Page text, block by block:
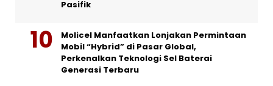
Pasifik
Molicel Manfaatkan Lonjakan Permintaan
Mobil “Hybrid” di Pasar Global,
Perkenalkan Teknologi Sel Baterai
Generasi Terbaru